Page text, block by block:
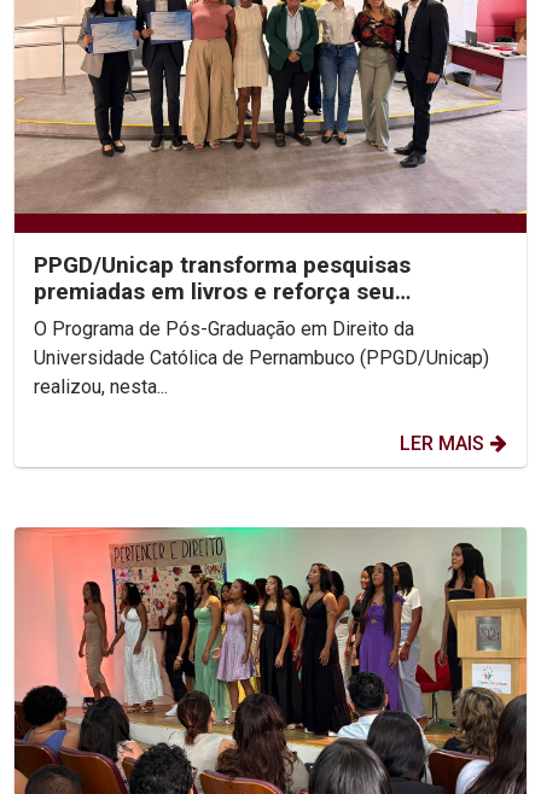
PPGD/Unicap transforma pesquisas
premiadas em livros e reforça seu
protagonismo acadêmico nacional
O Programa de Pós-Graduação em Direito da
Universidade Católica de Pernambuco (PPGD/Unicap)
realizou, nesta...
LER MAIS